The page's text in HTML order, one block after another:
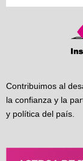
Contribuimos al
la confianza y la
y política del país.